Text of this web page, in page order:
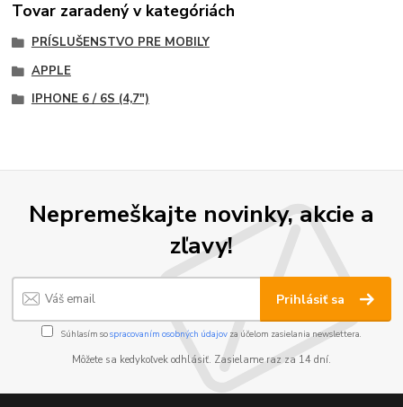
Tovar zaradený v kategóriách
PRÍSLUŠENSTVO PRE MOBILY
APPLE
IPHONE 6 / 6S (4,7")
Nepremeškajte novinky, akcie a
zľavy!
Prihlásiť sa
Súhlasím sospracovaním osobných údajov za účelom zasielania newslettera.
Môžete sa kedykoľvek odhlásiť. Zasielame raz za 14 dní.